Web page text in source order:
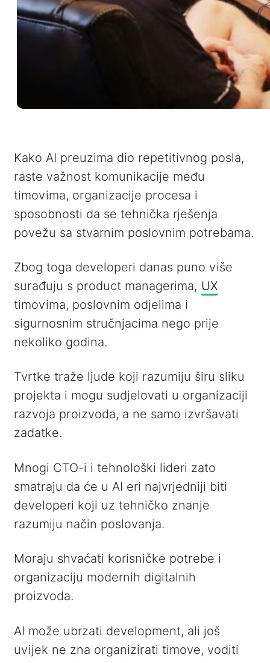
Kako AI preuzima dio repetitivnog posla,
raste važnost komunikacije među
timovima, organizacije procesa i
sposobnosti da se tehnička rješenja
povežu sa stvarnim poslovnim potrebama.
Zbog toga developeri danas puno više
surađuju s product managerima, UX
timovima, poslovnim odjelima i
sigurnosnim stručnjacima nego prije
nekoliko godina.
Tvrtke traže ljude koji razumiju širu sliku
projekta i mogu sudjelovati u organizaciji
razvoja proizvoda, a ne samo izvršavati
zadatke.
Mnogi CTO-i i tehnološki lideri zato
smatraju da će u AI eri najvrjedniji biti
developeri koji uz tehničko znanje
razumiju način poslovanja.
Moraju shvaćati korisničke potrebe i
organizaciju modernih digitalnih
proizvoda.
AI može ubrzati development, ali još
uvijek ne zna organizirati timove, voditi